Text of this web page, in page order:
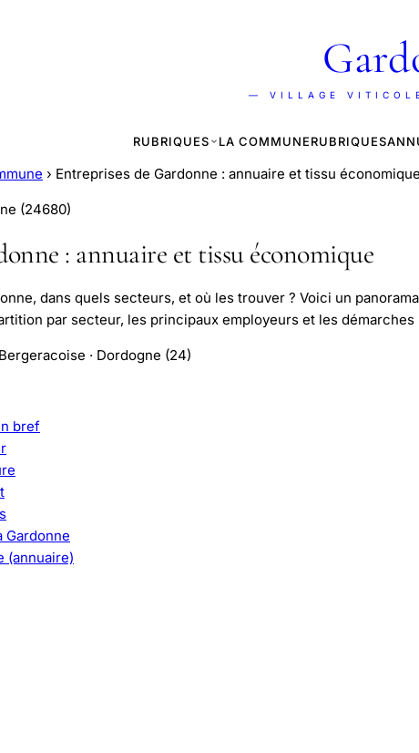
— VILLAGE
RUBRIQUES LA COMMUNERUBRIQUES
› Entreprises de Gardonne : annuaire et tissu économique
(24680)
: annuaire et tissu économique
dans quels secteurs, et où les trouver ? Voici un
par secteur, les principaux employeurs et les
· Dordogne (24)
bref
Gardonne
(annuaire)